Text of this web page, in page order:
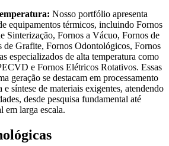
Nosso portfólio apresenta
equipamentos térmicos, incluindo Fornos
Sinterização, Fornos a Vácuo, Fornos de
de Grafite, Fornos Odontológicos, Fornos
especializados de alta temperatura como
e Fornos Elétricos Rotativos. Essas
geração se destacam em processamento
e síntese de materiais exigentes, atendendo
desde pesquisa fundamental até
em larga escala.